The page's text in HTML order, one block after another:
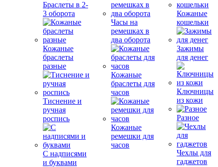
Браслеты в 2-
3 оборота
Кожаные
браслеты
разные
Тиснение и
ручная
роспись
С надписями
и буквами
Часы на
ремешках в
два оборота
Кожаные
браслеты для
часов
Кожаные
ремешки для
часов
Кожаные
кошельки
Зажимы
для денег
Ключницы
из кожи
Разное
Чехлы для
гаджетов